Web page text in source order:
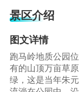
景区介绍
图文详情
跑马岭地质公园
有的山顶万亩草
绿，这是当年朱